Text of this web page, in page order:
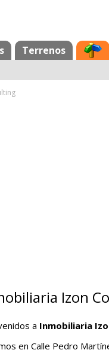
Terrenos
Izon
a Inmobiliaria
en Calle Pedro